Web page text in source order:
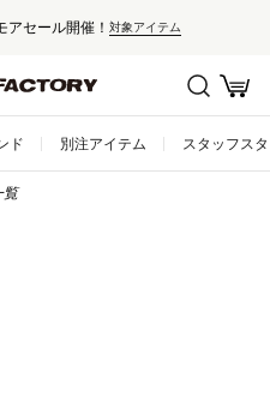
アセール開催！ 対象アイテム
ド 別注アイテム スタッフス
覧